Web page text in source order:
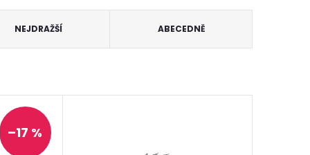
NEJDRAŽŠÍ ABECEDNĚ
–17 %